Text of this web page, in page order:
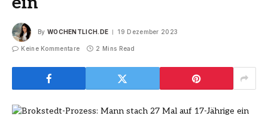
By WOCHENTLICH.DE 19 Dezember 2023
Keine Kommentare 2 Mins Read